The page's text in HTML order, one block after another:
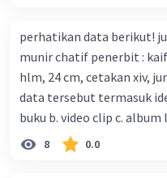
serangan virus Corona
tersebut. B. Para ilmuan
corona yang menjadi
karena persebarannya
mawas diri dan menjaga
serangan virus corona
D. Virus corona menjadi
digunakan C. tokoh dan
perhatikan data berikut! judul : gurunya manusia penulis :
munir chatif penerbit : kaifa learning dimensi : xx = 256
hlm, 24 cm, cetakan xiv, juni 2014 , isbn : 978
data tersebut termasuk
buku b. video clip c. album
8 0.0